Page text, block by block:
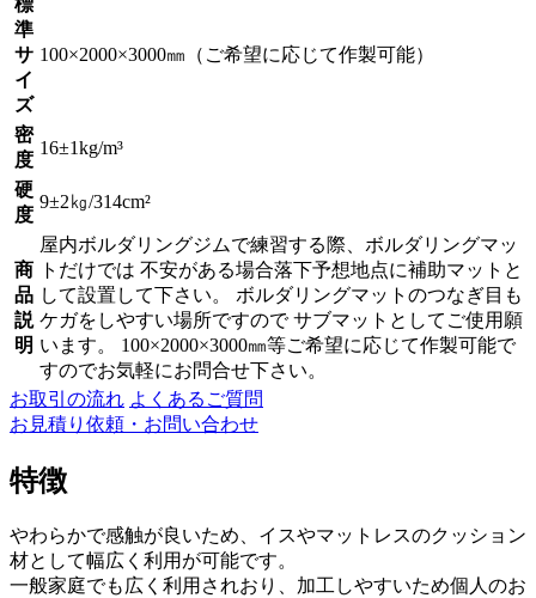
標
準
サ
イ
ズ
100×2000×3000㎜（ご希望に応じて作製可能）
密
度
16±1kg/m³
硬
度
9±2㎏/314cm²
商
品
説
明
屋内ボルダリングジムで練習する際、ボルダリングマッ
トだけでは 不安がある場合落下予想地点に補助マットと
して設置して下さい。 ボルダリングマットのつなぎ目も
ケガをしやすい場所ですので サブマットとしてご使用願
います。 100×2000×3000㎜等ご希望に応じて作製可能で
すのでお気軽にお問合せ下さい。
お取引の流れ よくあるご質問
お見積り依頼・お問い合わせ
特徴
やわらかで感触が良いため、イスやマットレスのクッション
材として幅広く利用が可能です。
一般家庭でも広く利用されおり、加工しやすいため個人のお